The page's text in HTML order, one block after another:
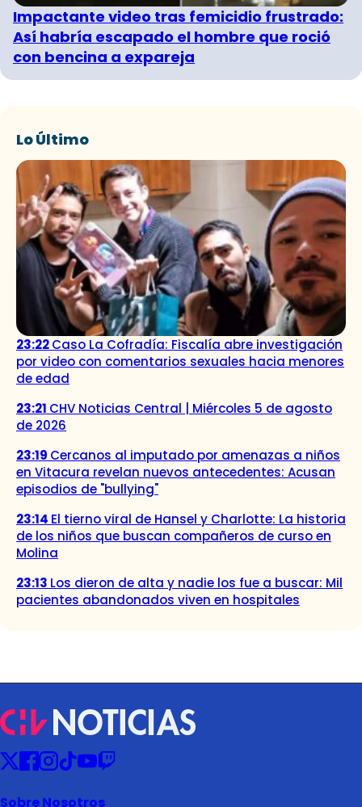
Impactante video tras femicidio frustrado:
Así habría escapado el hombre que roció
con bencina a expareja
Lo Último
23:22Caso La Cofradía: Fiscalía abre investigación
por video con comentarios sexuales hacia menores
de edad
23:21 CHV Noticias Central | Miércoles 5 de agosto
de 2026
23:19 Cercanos al imputado por amenazas a niños
en Vitacura revelan nuevos antecedentes: Acusan
episodios de "bullying"
23:14 El tierno viral de Hansel y Charlotte: La historia
de los niños que buscan compañeros de curso en
Molina
23:13 Los dieron de alta y nadie los fue a buscar: Mil
pacientes abandonados viven en hospitales
Sobre Nosotros